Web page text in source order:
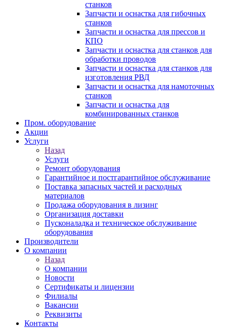
станков
Запчасти и оснастка для гибочных
станков
Запчасти и оснастка для прессов и
КПО
Запчасти и оснастка для станков для
обработки проводов
Запчасти и оснастка для станков для
изготовления РВД
Запчасти и оснастка для намоточных
станков
Запчасти и оснастка для
комбинированных станков
Пром. оборудование
Акции
Услуги
Назад
Услуги
Ремонт оборудования
Гарантийное и постгарантийное обслуживание
Поставка запасных частей и расходных
материалов
Продажа оборудования в лизинг
Организация доставки
Пусконаладка и техническое обслуживание
оборудования
Производители
О компании
Назад
О компании
Новости
Сертификаты и лицензии
Филиалы
Вакансии
Реквизиты
Контакты